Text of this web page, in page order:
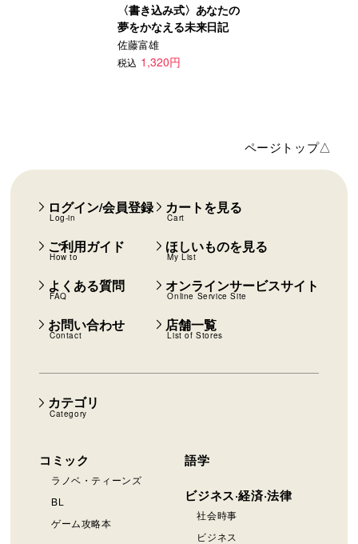
〈書き込み式〉あなたの
夢をかなえる未来日記
佐藤富雄
税込 1,320円
ページトップ△
カテゴリ
Category
コミック
ラノベ・ティーンズ
BL
ゲーム攻略本
語学
ビジネス·経済·法律
社会時事
ビジネス
ログイン/会員登録
Log-in
カートを見る
Cart
ご利用ガイド
How to
ほしいものを見る
My List
よくある質問
FAQ
オンラインサービスサイト
Online Service Site
お問い合わせ
Contact
店舗一覧
List of Stores